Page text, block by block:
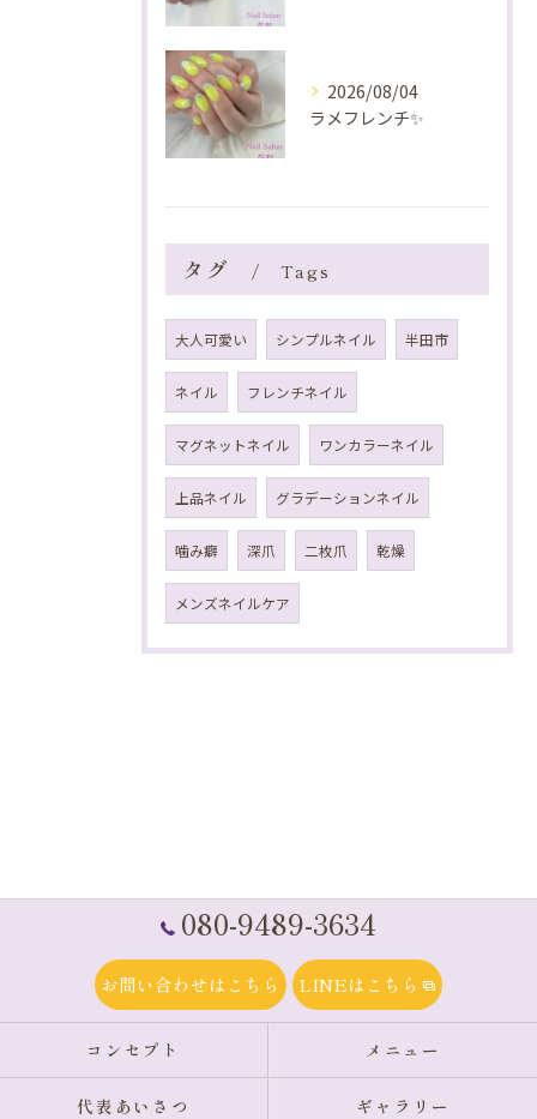
2026/08/04
ラメフレンチ✨️
タグ Tags
大人可愛い シンプルネイル 半田市
ネイル フレンチネイル
マグネットネイル ワンカラーネイル
上品ネイル グラデーションネイル
噛み癖 深爪 二枚爪 乾燥
メンズネイルケア
080-9489-3634
お問い合わせはこちら LINEはこちら
コンセプト メニュー
代表あいさつ ギャラリー